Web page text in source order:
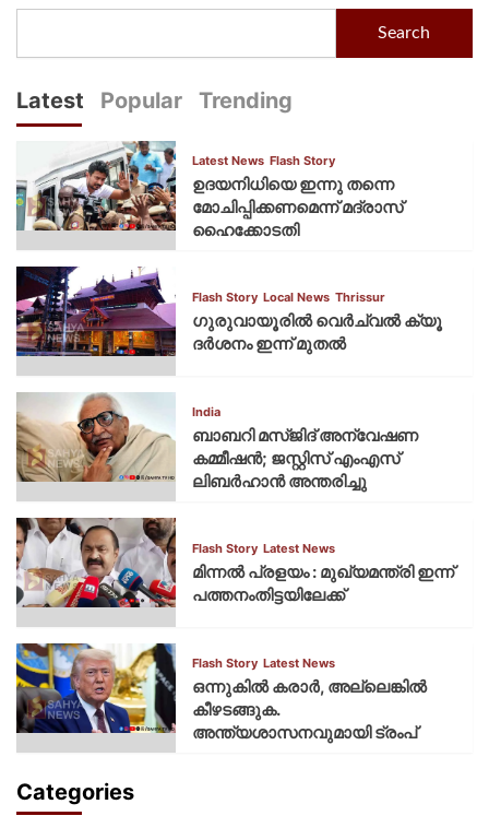
Search
Latest Popular Trending
Latest News Flash Story
ഉദയനിധിയെ ഇന്നു തന്നെ
മോചിപ്പിക്കണമെന്ന് മദ്രാസ്
ഹൈക്കോടതി
Flash Story Local News Thrissur
ഗുരുവായൂരില്‍ വെര്‍ച്വല്‍ ക്യൂ
ദര്‍ശനം ഇന്ന് മുതല്‍
India
ബാബറി മസ്ജിദ് അന്വേഷണ
കമ്മീഷന്‍; ജസ്റ്റിസ് എംഎസ്
ലിബര്‍ഹാന്‍ അന്തരിച്ചു
Flash Story Latest News
മിന്നല്‍ പ്രളയം : മുഖ്യമന്ത്രി ഇന്ന്
പത്തനംതിട്ടയിലേക്ക്
Flash Story Latest News
ഒന്നുകില്‍ കരാര്‍, അല്ലെങ്കില്‍
കീഴടങ്ങുക.
അന്ത്യശാസനവുമായി ട്രംപ്
Categories